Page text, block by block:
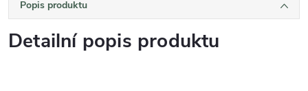
Popis produktu
Detailní popis produktu